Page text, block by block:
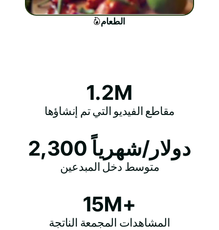
الطعام
1.2M
مقاطع الفيديو التي تم إنشاؤها
2,300 دولار/شهرياً
متوسط دخل المبدعين
15M+
المشاهدات المجمعة الناتجة